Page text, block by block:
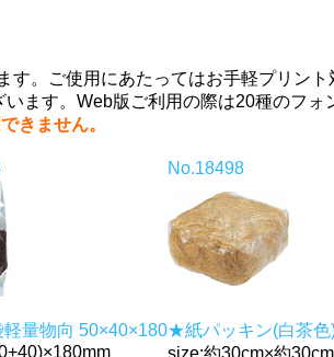
。ご使用にあたってはお手軽プリント
ます。Web版ご利用の際は20種のフォ
きません。
量物向 50×40×180
No.18498
★紙パッキン(白茶色